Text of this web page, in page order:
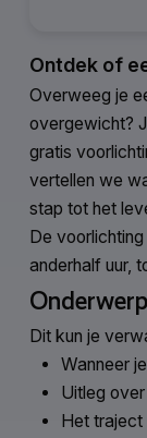
Ontdek of
Overweeg je
overgewicht?
gratis
vertellen we
stap tot het
De
anderhalf uur,
Dit kun je
Wanneer
Uitleg
Het traject